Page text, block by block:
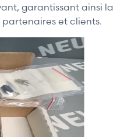
garantissant ainsi la
partenaires et clients.